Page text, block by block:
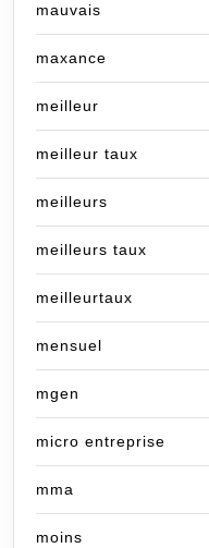
mauvais
maxance
meilleur
meilleur taux
meilleurs
meilleurs taux
meilleurtaux
mensuel
mgen
micro entreprise
mma
moins